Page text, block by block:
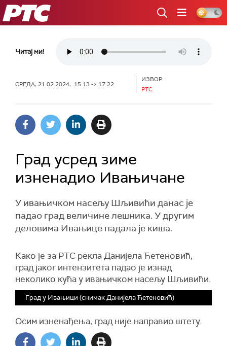
РТС
Читај ми!
СРЕДА, 21.02.2024, 15:13 -> 17:22
ИЗВОР:
РТС
Град усред зиме
изненадио Ивањичане
У ивањичком насељу Шљивићи данас је
падао град величине лешника. У другим
деловима Ивањице падала је киша.
Како је за РТС рекла Данијела Ћетеновић,
град јаког интензитета падао је изнад
неколико кућа у ивањичком насељу Шљивићи.
Град у Ивањици (снимак Данијела Ћетеновић)
Осим изненађења, град није направио штету.